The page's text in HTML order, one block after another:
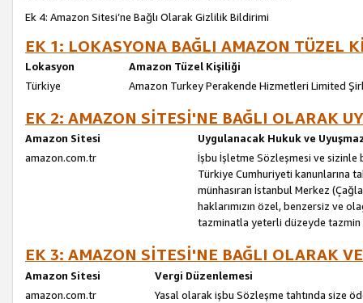
Ek 4: Amazon Sitesi’ne Bağlı Olarak Gizlilik Bildirimi
EK 1: LOKASYONA BAĞLI AMAZON TÜZEL
Lokasyon
Amazon Tüzel Kişiliği
Türkiye
Amazon Turkey Perakende Hizmetleri Limited
EK 2: AMAZON SİTESİ'NE BAĞLI OLARAK
Amazon Sitesi
Uygulanacak Hukuk ve
amazon.com.tr
İşbu İşletme Sözleşmesi ve sizinle
Türkiye Cumhuriyeti kanunlarına
münhasıran İstanbul Merkez
haklarımızın özel, benzersiz ve
tazminatla yeterli düzeyde
EK 3: AMAZON SİTESİ'NE BAĞLI OLARAK
Amazon Sitesi
Vergi Düzenlemesi
amazon.com.tr
Yasal olarak işbu Sözleşme tahtında size